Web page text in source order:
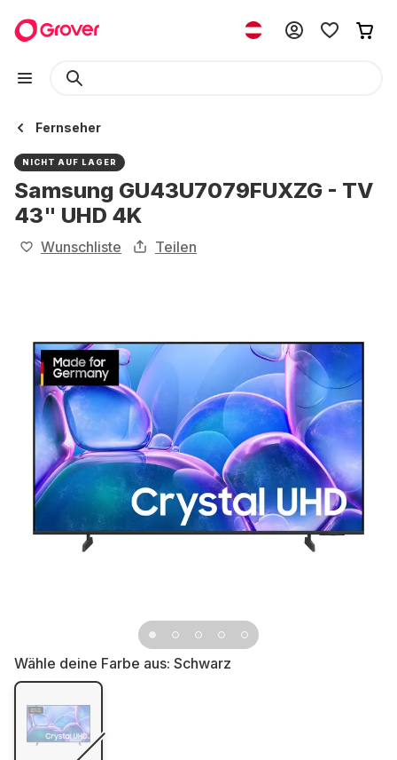
Fernseher
NICHT AUF LAGER
Samsung GU43U7079FUXZG - TV
43" UHD 4K
Wunschliste Teilen
Wähle deine Farbe aus: Schwarz